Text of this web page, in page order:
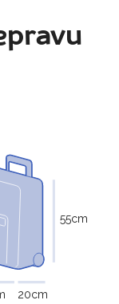
55cm
20cm